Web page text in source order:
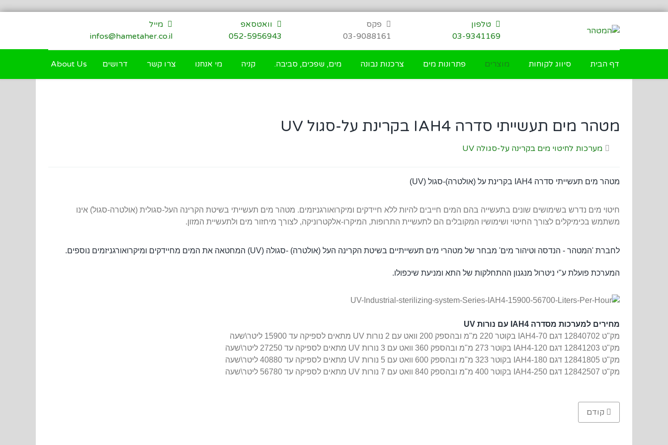
דילוג
טלפון
03-9341169
פקס
03-9088161
וואטסאפ
052-5956943
מייל
infos@hametaher.co.il
דף הבית סיווג לקוחות מוצרים פתרונות מים צרכנות נבונה מים, שפכים, סביבה. קניה מי אנחנו צרו קשר דרושים About Us
מטהר מים תעשייתי סדרה IAH4 בקרינת על-סגול UV
מערכות לחיטוי מים בקרינה על-סגולה UV
מטהר מים תעשייתי סדרה IAH4 בקרינת על (אולטרה)-סגול (UV)
חיטוי מים נדרש בשימושים שונים בתעשייה בהם המים חייבים להיות ללא חיידקים ומיקרואורגניזמים. מטהר מים תעשייתי בשיטת הקרינה העל-סגולית (אולטרה-סגול) אינו
משתמש בכימיקלים לצורך החיטוי ושימושיו המקובלים הם לתעשיית התרופות, המיקרו-אלקטרוניקה, לצורך מיחזור מים ולתעשיית המזון.
לחברת 'המטהר - הנדסה וטיהור מים' מבחר של מטהרי מים תעשייתיים בשיטת הקרינה העל (אולטרה) -סגולה (UV) המחטאה את המים מחיידקים ומיקרואורגניזמים נוספים.
המערכת פועלת ע"י ניטרול מנגנון ההתחלקות של התא ומניעת שיכפולו.
מחירים למערכות מסדרה IAH4 עם נורות UV
מק"ט 12840702 דגם
IAH4-70 בקוטר 220 מ"מ ובהספק 200 וואט עם 2 נורות UV מתאים לספיקה עד 15900 ליטר\שעה
מק"ט 12841203 דגם
IAH4-120 בקוטר 273 מ"מ ובהספק 360 וואט עם 3 נורות UV מתאים לספיקה עד 27250 ליטר\שעה
מק"ט 12841805 דגם
IAH4-180 בקוטר 323 מ"מ ובהספק 600 וואט עם 5 נורות UV מתאים לספיקה עד 40880 ליטר\שעה
מק"ט 12842507 דגם
IAH4-250 בקוטר 400 מ"מ ובהספק 840 וואט עם 7 נורות UV מתאים לספיקה עד 56780 ליטר\שעה
Previous article: מטהר מים תעשייתי סדרה IAH3 בקרינת על-סגול UV
קודם